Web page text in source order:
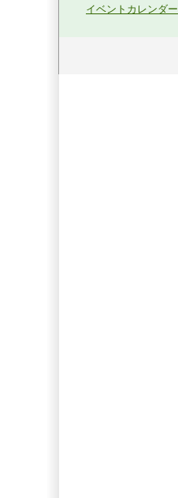
イベントカレンダー